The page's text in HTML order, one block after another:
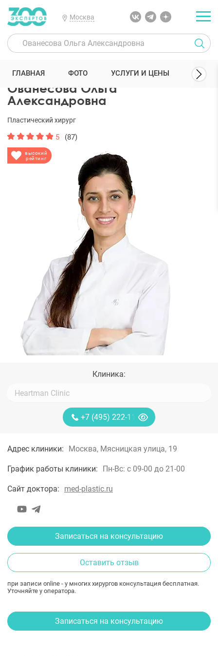
Москва
300 Экспертов Пластические хирурги Ованесова Ольга
Ованесова Ольга
Александровна
высокий
рейтинг
Пластический хирург
5 (87)
Клиника:
+7 (495) 222-11-13
Адрес клиники: Москва, Мясницкая улица, 19
График работы клиники: Пн-Вс: с 09-00 до 21-00
Сайт доктора: med-plastic.ru
Записаться на консультацию
Оставить отзыв
при записи online - у многих хирургов консультация бесплатная.
Уточняйте у оператора.
ГЛАВНАЯ ФОТО УСЛУГИ И ЦЕНЫ
Записаться на консультацию